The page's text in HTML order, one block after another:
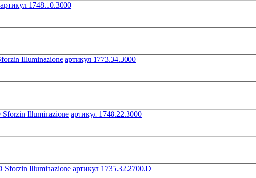
артикул 1748.10.3000
артикул 1773.34.3000
артикул 1748.22.3000
артикул 1735.32.2700.D